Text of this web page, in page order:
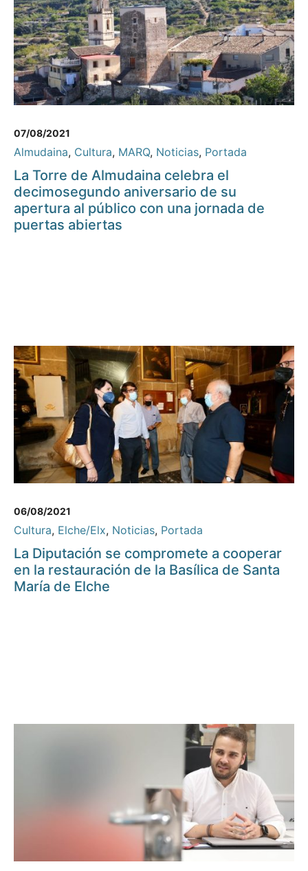
07/08/2021
Almudaina, Cultura, MARQ, Noticias, Portada
La Torre de Almudaina celebra el
decimosegundo aniversario de su
apertura al público con una jornada de
puertas abiertas
06/08/2021
Cultura, Elche/Elx, Noticias, Portada
La Diputación se compromete a cooperar
en la restauración de la Basílica de Santa
María de Elche